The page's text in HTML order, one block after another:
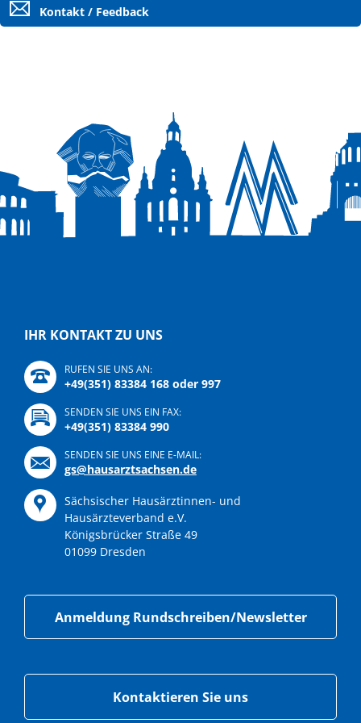
Kontakt / Feedback
IHR KONTAKT ZU UNS
RUFEN SIE UNS AN:
+49(351) 83384 168 oder 997
SENDEN SIE UNS EIN FAX:
+49(351) 83384 990
SENDEN SIE UNS EINE E-MAIL:
gs@hausarztsachsen.de
Sächsischer Hausärztinnen- und
Hausärzteverband e.V.
Königsbrücker Straße 49
01099 Dresden
Anmeldung Rundschreiben/Newsletter
Kontaktieren Sie uns